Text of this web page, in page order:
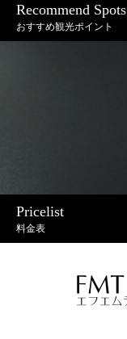
Recommend Spots
おすすめ観光ポイント
Pricelist
料金表